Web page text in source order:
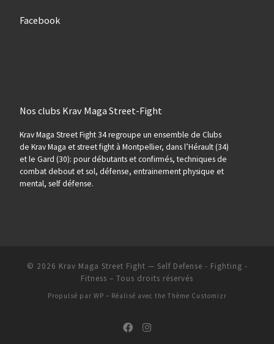
Facebook
Nos clubs Krav Maga Street-Fight
Krav Maga Street Fight 34 regroupe un ensemble de Clubs
de Krav Maga et street fight à Montpellier, dans l’Hérault (34)
et le Gard (30): pour débutants et confirmés, techniques de
combat debout et sol, défense, entrainement physique et
mental, self défense.
© 2026 Krav Maga Street Fight — Self Defense - Fighting -
Fitness – Tous droits réservés
Propulsé par WP – Réalisé avec the Thème Customizr